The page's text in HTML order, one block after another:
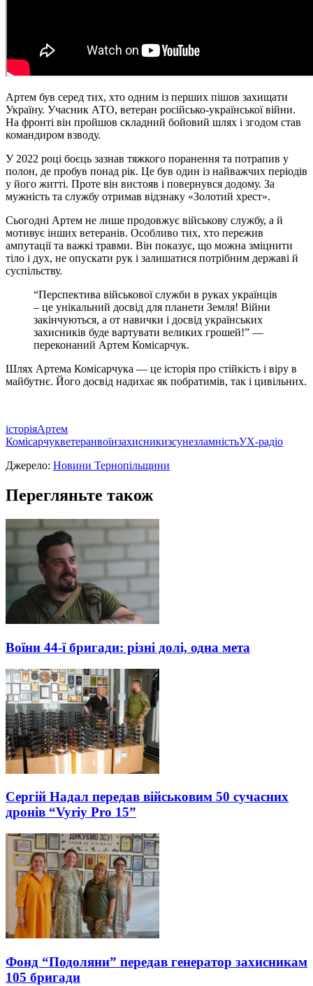
Артем був серед тих, хто одним із перших пішов захищати
Україну. Учасник АТО, ветеран російсько-української війни.
На фронті він пройшов складний бойовий шлях і згодом став
командиром взводу.
У 2022 році боєць зазнав тяжкого поранення та потрапив у
полон, де пробув понад рік. Це був один із найважчих періодів
у його житті. Проте він вистояв і повернувся додому. За
мужність та службу отримав відзнаку «Золотий хрест».
Сьогодні Артем не лише продовжує військову службу, а й
мотивує інших ветеранів. Особливо тих, хто пережив
ампутації та важкі травми. Він показує, що можна зміцнити
тіло і дух, не опускати рук і залишатися потрібним державі й
суспільству.
“Перспектива військової служби в руках українців
– це унікальний досвід для планети Земля! Війни
закінчуються, а от навички і досвід українських
захисників буде вартувати великих грошей!” —
переконаний Артем Комісарчук.
Шлях Артема Комісарчука — це історія про стійкість і віру в
майбутнє. Його досвід надихає як побратимів, так і цивільних.
історіяАртем
КомісарчукветеранвоїнзахисникизсунезламністьУХ-радіо
Джерело: Новини Тернопільщини
Перегляньте також
Воїни 44-ї бригади: різні долі, одна мета
Сергій Надал передав військовим 50 сучасних
дронів “Vyriy Pro 15”
Фонд “Подоляни” передав генератор захисникам
105 бригади